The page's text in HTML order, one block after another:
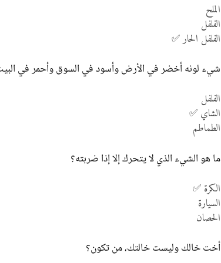
الملح
الفلفل
الفلفل الحار ✅
شيء لونه أخضر في الأرض وأسود في السوق وأحمر في
الفلفل
الشاي ✅
الطماطم
ما هو الشيء الذي لا يتحرك إلا إذا ضربته؟
الكرة ✅
السيارة
الحصان
أخت خالك وليست خالتك، من تكون؟